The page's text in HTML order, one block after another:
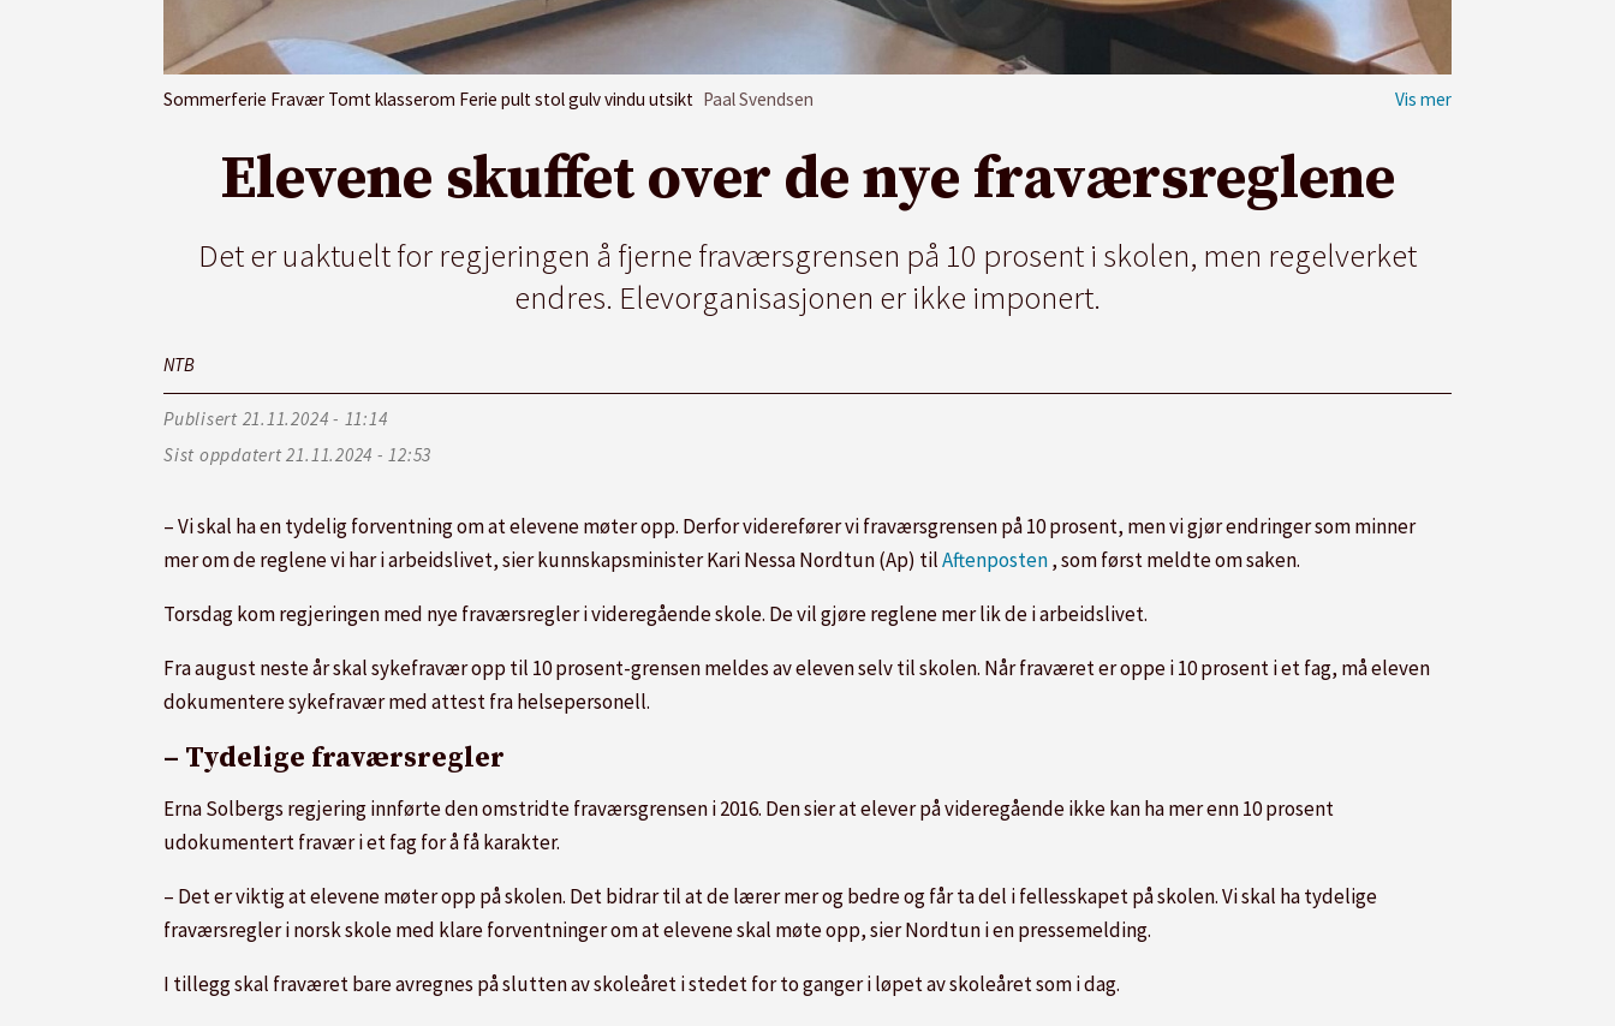
Sommerferie Fravær Tomt klasserom Ferie pult stol gulv vindu utsikt Paal Svendsen
Elevene skuffet over de nye fraværsreglene
Det er uaktuelt for regjeringen å fjerne fraværsgrensen på 10 prosent i skolen, men regelverket
endres. Elevorganisasjonen er ikke imponert.
NTB
Publisert
21.11.2024 - 11:14
Sist oppdatert
21.11.2024 - 12:53
– Vi skal ha en tydelig forventning om at elevene møter opp. Derfor viderefører vi fraværsgrensen på 10 prosent, men vi gjør endringer som minner
mer om de reglene vi har i arbeidslivet, sier kunnskapsminister Kari Nessa Nordtun (Ap) tilAftenposten, som først meldte om saken.
Torsdag kom regjeringen med nye fraværsregler i videregående skole. De vil gjøre reglene mer lik de i arbeidslivet.
Fra august neste år skal sykefravær opp til 10 prosent-grensen meldes av eleven selv til skolen. Når fraværet er oppe i 10 prosent i et fag, må eleven
dokumentere sykefravær med attest fra helsepersonell.
– Tydelige fraværsregler
Erna Solbergs regjering innførte den omstridte fraværsgrensen i 2016. Den sier at elever på videregående ikke kan ha mer enn 10 prosent
udokumentert fravær i et fag for å få karakter.
– Det er viktig at elevene møter opp på skolen. Det bidrar til at de lærer mer og bedre og får ta del i fellesskapet på skolen. Vi skal ha tydelige
fraværsregler i norsk skole med klare forventninger om at elevene skal møte opp, sier Nordtun i en pressemelding.
I tillegg skal fraværet bare avregnes på slutten av skoleåret i stedet for to ganger i løpet av skoleåret som i dag.